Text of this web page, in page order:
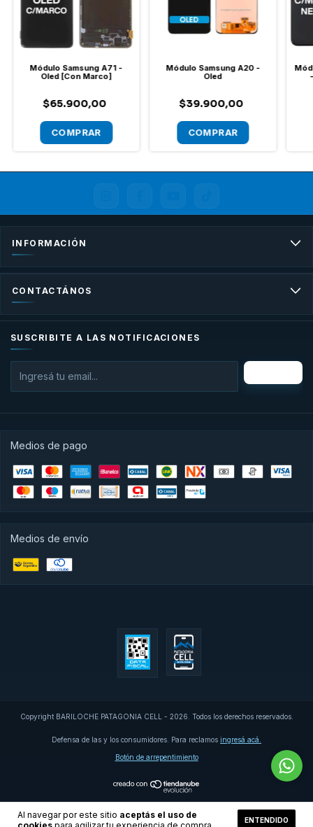
Al navegar por este sitio aceptás el uso de
ENTENDIDO
Módulo Samsung A71 -
Oled [Con Marco]
$65.900,00
Módulo Samsung A20 -
Oled
$39.900,00
INFORMACIÓN
CONTACTÁNOS
SUSCRIBITE A LAS NOTIFICACIONES
Medios de pago
Medios de envío
Copyright BARILOCHE PATAGONIA CELL - 2026. Todos los derechos reservados.
Defensa de las y los consumidores. Para reclamos ingresá acá.
Botón de arrepentimiento